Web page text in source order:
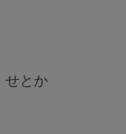
せとか